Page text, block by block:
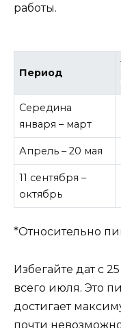
работы.
Период
Середина
января – март
Апрель – 20 мая
11 сентября –
октябрь
*Относительно
Избегайте дат с
всего июля. Это
достигает
почти